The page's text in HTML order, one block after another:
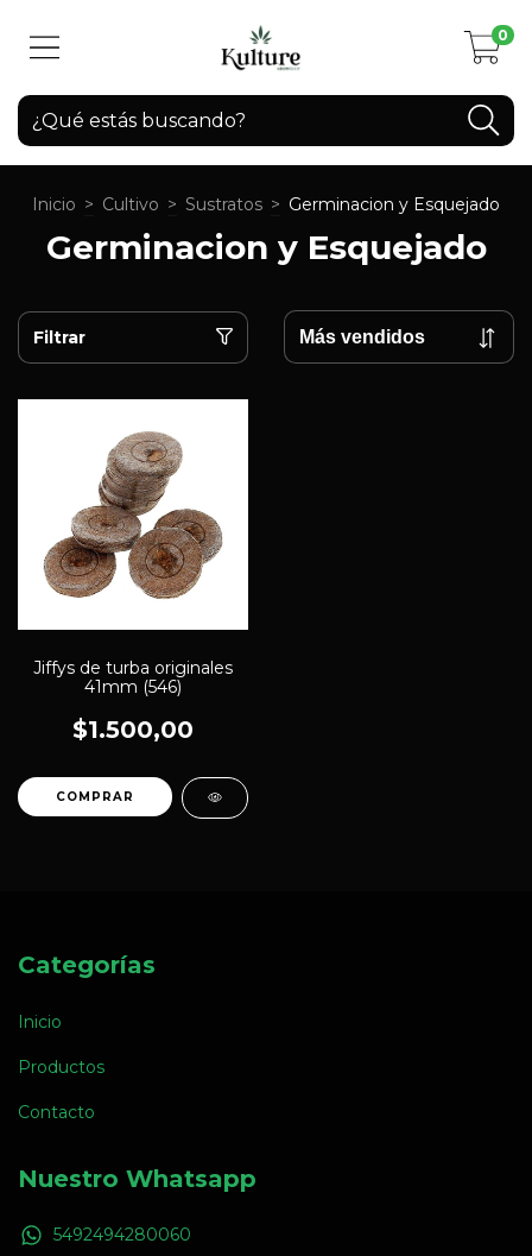
0
Inicio > Cultivo > Sustratos > Germinacion y Esquejado
Germinacion y Esquejado
Filtrar
Jiffys de turba originales
41mm (546)
$1.500,00
Categorías
Inicio
Productos
Contacto
Nuestro Whatsapp
5492494280060